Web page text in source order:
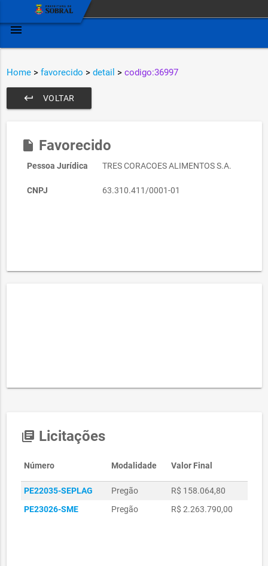
menu
Home > favorecido > detail > codigo:36997
VOLTAR
keyboard_return
insert_drive_file Favorecido
Pessoa Jurídica TRES CORACOES ALIMENTOS S.A.
CNPJ 63.310.411/0001-01
library_books Licitações
Número Modalidade Valor Final
PE22035-SEPLAG Pregão
R$ 158.064,80
PE23026-SME
Pregão R$ 2.263.790,00